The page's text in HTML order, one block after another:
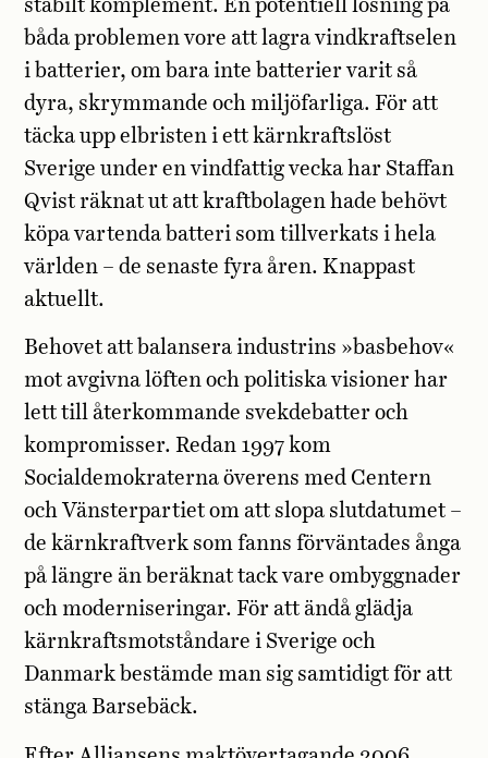
stabilt komplement. En potentiell lösning på
båda problemen vore att lagra vindkraftselen
i batterier, om bara inte batterier varit så
dyra, skrymmande och miljöfarliga. För att
täcka upp elbristen i ett kärnkraftslöst
Sverige under en vindfattig vecka har Staffan
Qvist räknat ut att kraftbolagen hade behövt
köpa vartenda batteri som tillverkats i hela
världen – de senaste fyra åren. Knappast
aktuellt.
Behovet att balansera industrins »basbehov«
mot avgivna löften och politiska visioner har
lett till återkommande svekdebatter och
kompromisser. Redan 1997 kom
Socialdemokraterna överens med Centern
och Vänsterpartiet om att slopa slutdatumet –
de kärnkraftverk som fanns förväntades ånga
på längre än beräknat tack vare ombyggnader
och moderniseringar. För att ändå glädja
kärnkraftsmotståndare i Sverige och
Danmark bestämde man sig samtidigt för att
stänga Barsebäck.